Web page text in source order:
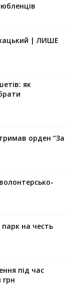
| ЛИШЕ
як
орден “За
парк на честь
під час
грн